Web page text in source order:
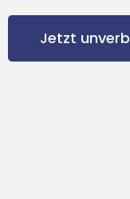
Jetzt